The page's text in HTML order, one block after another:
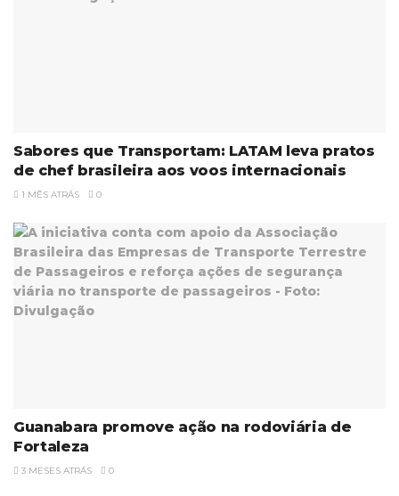
Sabores que Transportam: LATAM leva pratos
de chef brasileira aos voos internacionais
1 MÊS ATRÁS 0
Guanabara promove ação na rodoviária de
Fortaleza
3 MESES ATRÁS 0